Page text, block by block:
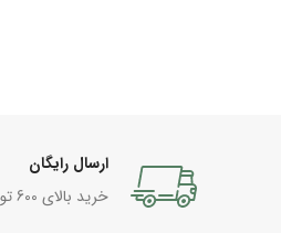
ارسال رایگان
خرید بالای 600 تومان